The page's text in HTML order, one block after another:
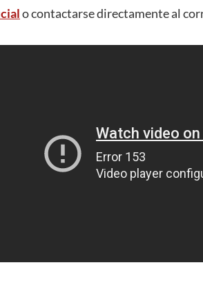
o contactarse directamente al